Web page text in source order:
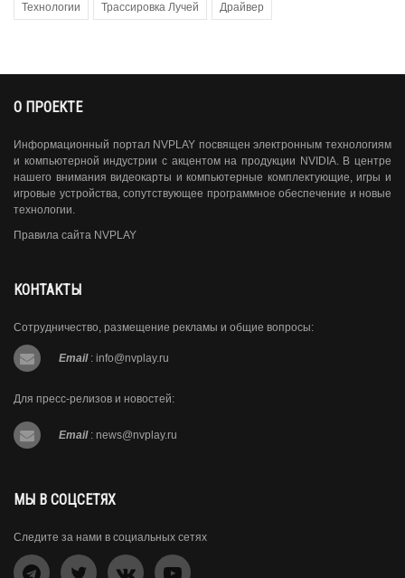
Технологии Трассировка Лучей Драйвер
О ПРОЕКТЕ
Информационный портал NVPLAY посвящен электронным технологиям
и компьютерной индустрии с акцентом на продукции NVIDIA. В центре
нашего внимания видеокарты и компьютерные комплектующие, игры и
игровые устройства, сопутствующее программное обеспечение и новые
технологии.
Правила сайта NVPLAY
КОНТАКТЫ
Сотрудничество, размещение рекламы и общие вопросы:
Email : info@nvplay.ru
Для пресс-релизов и новостей:
Email : news@nvplay.ru
МЫ В СОЦСЕТЯХ
Следите за нами в социальных сетях